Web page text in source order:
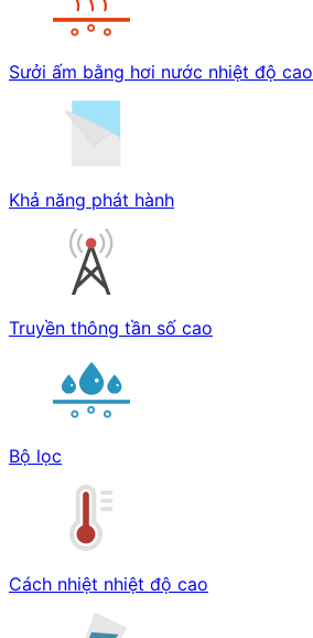
Sưởi ấm bằng hơi nước nhiệt độ cao
Khả năng phát hành
Truyền thông tần số cao
Bộ lọc
Cách nhiệt nhiệt độ cao